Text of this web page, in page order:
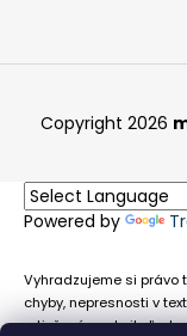
Copyright 2026
Powered by
Vyhradzujeme si právo
chyby, nepresnosti v
a tiež právo akejkoľvek